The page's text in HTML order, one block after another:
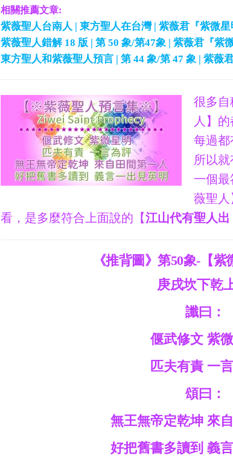
相關推薦文章:
紫薇聖人台南人 | 東方聖人在台灣 | 紫薇君『紫微星
紫薇聖人錯解 18 版 | 第 50 象/第47象 | 紫薇君『紫
東方聖人和紫薇聖人預言 | 第 44 象/第 47 象 | 紫薇
很多自
人】
每過都
所以
一個
薇聖人
看，是多麼符合上面說的【江山代有聖人
《推背圖》第50象-【紫
庚戌坎下乾
讖曰：
偃武修文 紫
匹夫有責 一
頌曰：
無王無帝定乾坤 來
好把舊書多讀到 義